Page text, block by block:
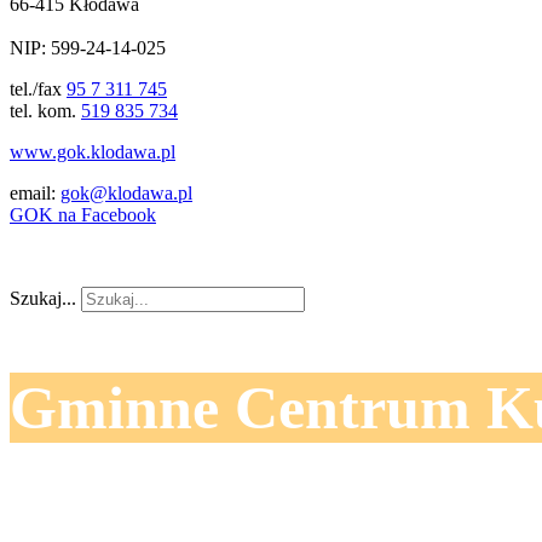
NIP: 599-24-14-025
tel./fax 95 7 311 745
tel. kom. 519 835 734
www.gok.klodawa.pl
email: gok@klodawa.pl
GOK na Facebook
Szukaj...
Gminne Centrum